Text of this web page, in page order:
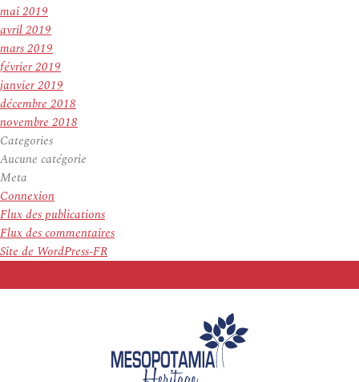
mai 2019
avril 2019
mars 2019
février 2019
janvier 2019
décembre 2018
novembre 2018
Categories
Aucune catégorie
Meta
Connexion
Flux des publications
Flux des commentaires
Site de WordPress-FR